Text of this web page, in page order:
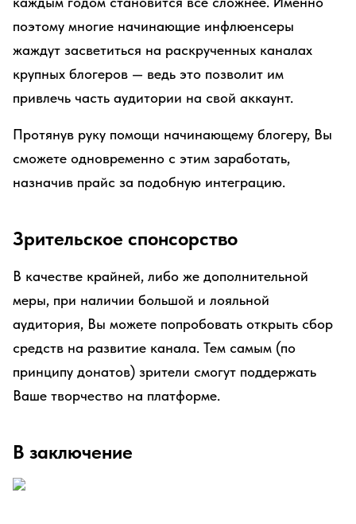
поэтому многие начинающие инфлюенсеры
жаждут засветиться на раскрученных каналах
крупных блогеров — ведь это позволит им
привлечь часть аудитории на свой аккаунт.
Протянув руку помощи начинающему блогеру, Вы
сможете одновременно с этим заработать,
назначив прайс за подобную интеграцию.
Зрительское спонсорство
В качестве крайней, либо же дополнительной
меры, при наличии большой и лояльной
аудитория, Вы можете попробовать открыть сбор
средств на развитие канала. Тем самым (по
принципу донатов) зрители смогут поддержать
Ваше творчество на платформе.
В заключение